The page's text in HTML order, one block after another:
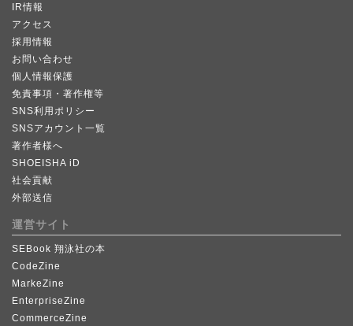
IR情報
アクセス
採用情報
お問い合わせ
個人情報保護
免責事項・著作権等
SNS利用ポリシー
SNSアカウント一覧
著作者様へ
SHOEISHA iD
社会貢献
外部送信
運営サイト
SEBook 翔泳社の本
CodeZine
MarkeZine
EnterpriseZine
CommerceZine